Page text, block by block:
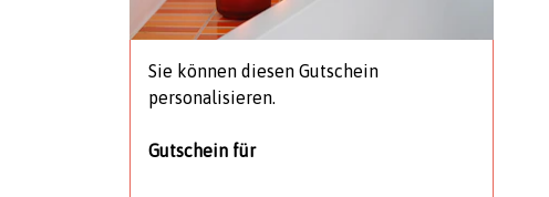
Sie können diesen Gutschein
personalisieren.
Gutschein für